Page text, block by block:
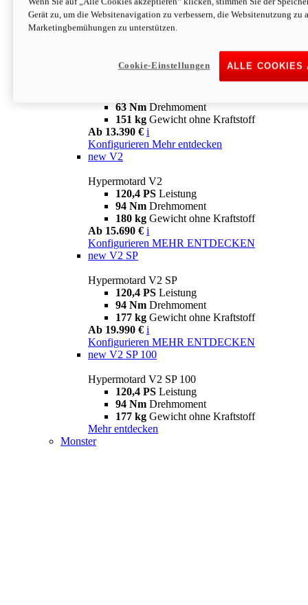
63 NmDrehmoment
151 kgGewicht ohne Kraftstoff
Ab 13.890 € i
63 Nm Drehmoment
151 kg Gewicht ohne Kraftstoff
Ab 13.390 € i
Konfigurieren Mehr entdecken
new V2
Hypermotard V2
120,4 PS Leistung
94 Nm Drehmoment
180 kg Gewicht ohne Kraftstoff
Ab 15.690 € i
Konfigurieren MEHR ENTDECKEN
new V2 SP
Hypermotard V2 SP
120,4 PS Leistung
94 Nm Drehmoment
177 kg Gewicht ohne Kraftstoff
Ab 19.990 € i
Konfigurieren MEHR ENTDECKEN
new V2 SP 100
Hypermotard V2 SP 100
120,4 PS Leistung
94 Nm Drehmoment
177 kg Gewicht ohne Kraftstoff
Mehr entdecken
Monster
Gerät zu, um die Websitenavigation zu verbessern, die Websitenutzung zu
Marketingbemühungen zu unterstützen.
ALLE COOKIES
Cookie-Einstellungen